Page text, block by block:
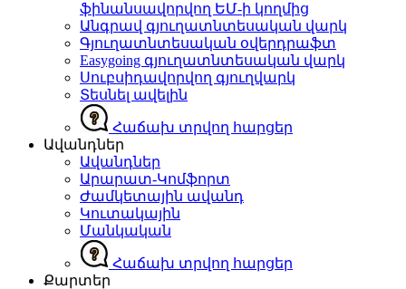
ֆինանսավորվող ԵՄ-ի կողմից
Անգրավ գյուղատնտեսական վարկ
Գյուղատնտեսական օվերդրաֆտ
Easygoing գյուղատնտեսական վարկ
Սուբսիդավորվող գյուղվարկ
Տեսնել ավելին
Հաճախ տրվող հարցեր
Ավանդներ
Ավանդներ
Արարատ-Կոմֆորտ
Ժամկետային ավանդ
Կուտակային
Մանկական
Հաճախ տրվող հարցեր
Քարտեր